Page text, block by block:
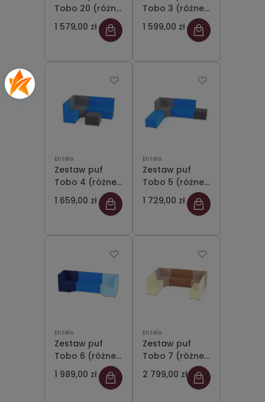
Tobo 20 (różne
kolory)
1 579,00 zł
Tobo 3 (różne
kolory)
1 599,00 zł
Entelo
Zestaw puf
Tobo 4 (różne
kolory)
1 659,00 zł
Entelo
Zestaw puf
Tobo 5 (różne
kolory)
1 729,00 zł
Entelo
Zestaw puf
Tobo 6 (różne
kolory)
1 989,00 zł
Entelo
Zestaw puf
Tobo 7 (różne
kolory)
2 799,00 zł